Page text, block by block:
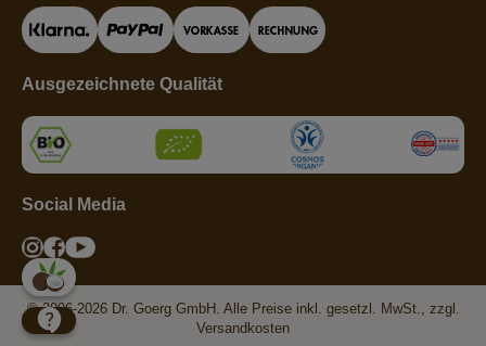
Ausgezeichnete Qualität
Social Media
© 2006-2026 Dr. Goerg GmbH. Alle Preise inkl. gesetzl. MwSt., zzgl.
Versandkosten